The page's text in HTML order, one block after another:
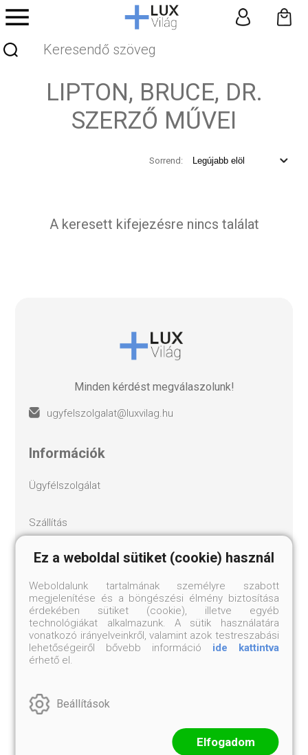
LIPTON, BRUCE, DR.
SZERZŐ MŰVEI
Sorrend:
A keresett kifejezésre nincs találat
Minden kérdést megválaszolunk!
ugyfelszolgalat@luxvilag.hu
információk
ügyfélszolgálat
szállítás
ászf
adatvédelem
elállási nyilatkozat
árkötött termékek
Ez a weboldal sütiket (cookie) használ
Weboldalunk tartalmának személyre szabott
megjelenítése és a böngészési élmény biztosítása
érdekében sütiket (cookie), illetve egyéb
technológiákat alkalmazunk. A sütik használatára
vonatkozó irányelveinkről, valamint azok testreszabási
lehetőségeiről bővebb információ ide kattintva
érhető el.
Beállítások
Elfogadom